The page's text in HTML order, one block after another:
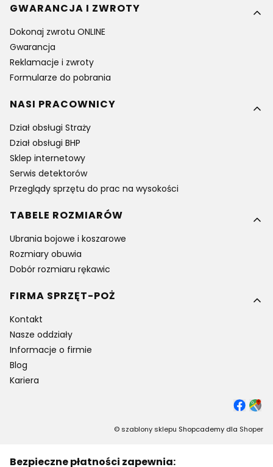
GWARANCJA I ZWROTY
Dokonaj zwrotu ONLINE
Gwarancja
Reklamacje i zwroty
Formularze do pobrania
NASI PRACOWNICY
Dział obsługi Straży
Dział obsługi BHP
Sklep internetowy
Serwis detektorów
Przeglądy sprzętu do prac na wysokości
TABELE ROZMIARÓW
Ubrania bojowe i koszarowe
Rozmiary obuwia
Dobór rozmiaru rękawic
FIRMA SPRZĘT-POŻ
Kontakt
Nasze oddziały
Informacje o firmie
Blog
Kariera
© szablony sklepu Shopcademy dla Shoper
Bezpieczne płatności zapewnia: